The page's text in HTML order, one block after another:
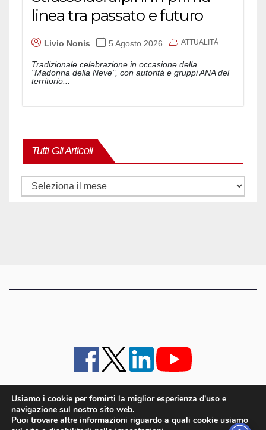
linea tra passato e futuro
Livio Nonis 5 Agosto 2026 ATTUALITÀ
Tradizionale celebrazione in occasione della
"Madonna della Neve", con autorità e gruppi ANA del
territorio...
Tutti Gli Articoli
Tutti
iMagazine · contatti e staff · lavora con noi
Cookie policy UE
Usiamo i cookie per fornirti la miglior esperienza d'uso e
navigazione sul nostro sito web.
Puoi trovare altre informazioni riguardo a quali cookie usiamo